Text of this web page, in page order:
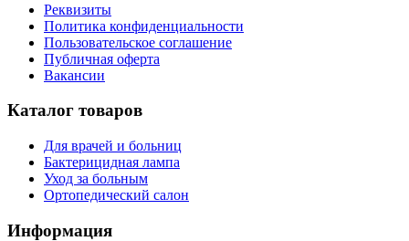
Реквизиты
Политика конфиденциальности
Пользовательское соглашение
Публичная оферта
Вакансии
Каталог товаров
Для врачей и больниц
Бактерицидная лампа
Уход за больным
Ортопедический салон
Информация